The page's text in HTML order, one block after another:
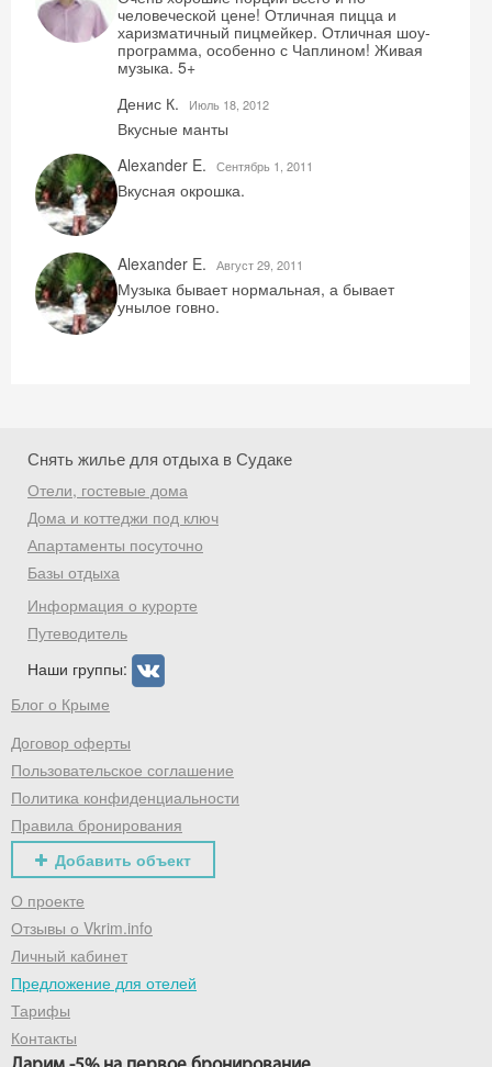
человеческой цене! Отличная пицца и
харизматичный пицмейкер. Отличная шоу-
программа, особенно с Чаплином! Живая
музыка. 5+
Денис К.
Июль 18, 2012
Вкусные манты
Alexander E.
Сентябрь 1, 2011
Вкусная окрошка.
Alexander E. Август 29, 2011
Музыка бывает нормальная, а бывает
унылое говно.
Снять жилье для отдыха в Судаке
Отели, гостевые дома
Дома и коттеджи под ключ
Апартаменты посуточно
Базы отдыха
Информация о курорте
Путеводитель
Наши группы:
Блог о Крыме
Договор оферты
Пользовательское соглашение
Политика конфиденциальности
Правила бронирования
Добавить объект
О проекте
Отзывы о Vkrim.info
Личный кабинет
Предложение для отелей
Тарифы
Контакты